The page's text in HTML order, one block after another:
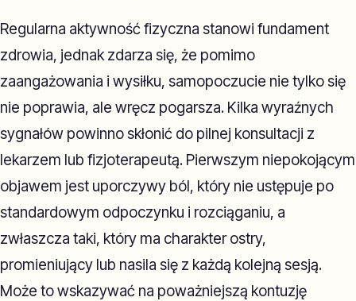
Regularna aktywność fizyczna stanowi fundament
zdrowia, jednak zdarza się, że pomimo
zaangażowania i wysiłku, samopoczucie nie tylko się
nie poprawia, ale wręcz pogarsza. Kilka wyraźnych
sygnałów powinno skłonić do pilnej konsultacji z
lekarzem lub fizjoterapeutą. Pierwszym niepokojącym
objawem jest uporczywy ból, który nie ustępuje po
standardowym odpoczynku i rozciąganiu, a
zwłaszcza taki, który ma charakter ostry,
promieniujący lub nasila się z każdą kolejną sesją.
Może to wskazywać na poważniejszą kontuzję